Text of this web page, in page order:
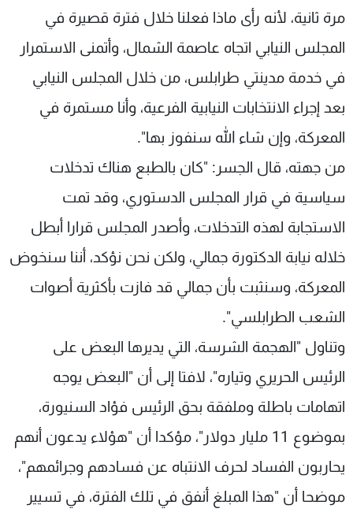
مرة ثانية، لأنه رأى ماذا فعلنا خلال فترة قصيرة في
المجلس النيابي اتجاه عاصمة الشمال، وأتمنى الاستمرار
في خدمة مدينتي طرابلس، من خلال المجلس النيابي
بعد إجراء الانتخابات النيابية الفرعية، وأنا مستمرة في
المعركة، وإن شاء الله سنفوز بها".
من جهته، قال الجسر: "كان بالطبع هناك تدخلات
سياسية في قرار المجلس الدستوري، وقد تمت
الاستجابة لهذه التدخلات، وأصدر المجلس قرارا أبطل
خلاله نيابة الدكتورة جمالي، ولكن نحن نؤكد، أننا سنخوض
المعركة، وسنثبت بأن جمالي قد فازت بأكثرية أصوات
الشعب الطرابلسي".
وتناول "الهجمة الشرسة، التي يديرها البعض على
الرئيس الحريري وتياره"، لافتا إلى أن "البعض يوجه
اتهامات باطلة وملفقة بحق الرئيس فؤاد السنيورة،
بموضوع 11 مليار دولار"، مؤكدا أن "هؤلاء يدعون أنهم
يحاربون الفساد لحرف الانتباه عن فسادهم وجرائمهم"،
موضحا أن "هذا المبلغ أنفق في تلك الفترة، في تسيير